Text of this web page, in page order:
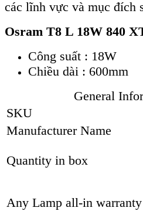
các lĩnh vực và mục đích
Osram T8 L 18W 840
Công suất : 18W
Chiều dài : 600mm
General
SKU
Manufacturer Name
Quantity in box
Any Lamp all-in warranty